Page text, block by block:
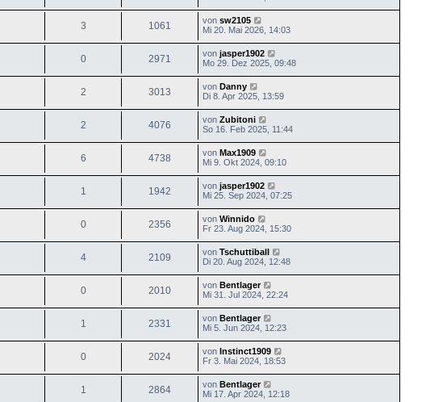
3 1061 von sw2105
Mi 20. Mai 2026, 14:03
0 2971 von jasper1902
Mo 29. Dez 2025, 09:48
2 3013 von Danny
Di 8. Apr 2025, 13:59
2 4076 von Zubitoni
So 16. Feb 2025, 11:44
6 4738 von Max1909
Mi 9. Okt 2024, 09:10
1 1942 von jasper1902
Mi 25. Sep 2024, 07:25
0 2356 von Winnido
Fr 23. Aug 2024, 15:30
4 2109 von Tschuttiball
Di 20. Aug 2024, 12:48
0 2010 von Bentlager
Mi 31. Jul 2024, 22:24
1 2331 von Bentlager
Mi 5. Jun 2024, 12:23
0 2024 von Instinct1909
Fr 3. Mai 2024, 18:53
1 2864 von Bentlager
Mi 17. Apr 2024, 12:18